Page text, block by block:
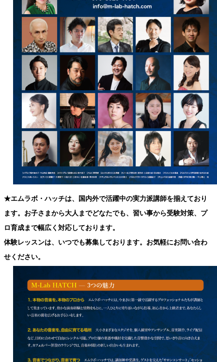
★エムラボ・ハッチは、国内外で活躍中の実力派講師を揃えており
ます。お子さまから大人までどなたでも、習い事から受験対策、プ
ロ育成まで幅広く対応しております。
体験レッスンは、いつでも募集しております。お気軽にお問い合わ
せください。